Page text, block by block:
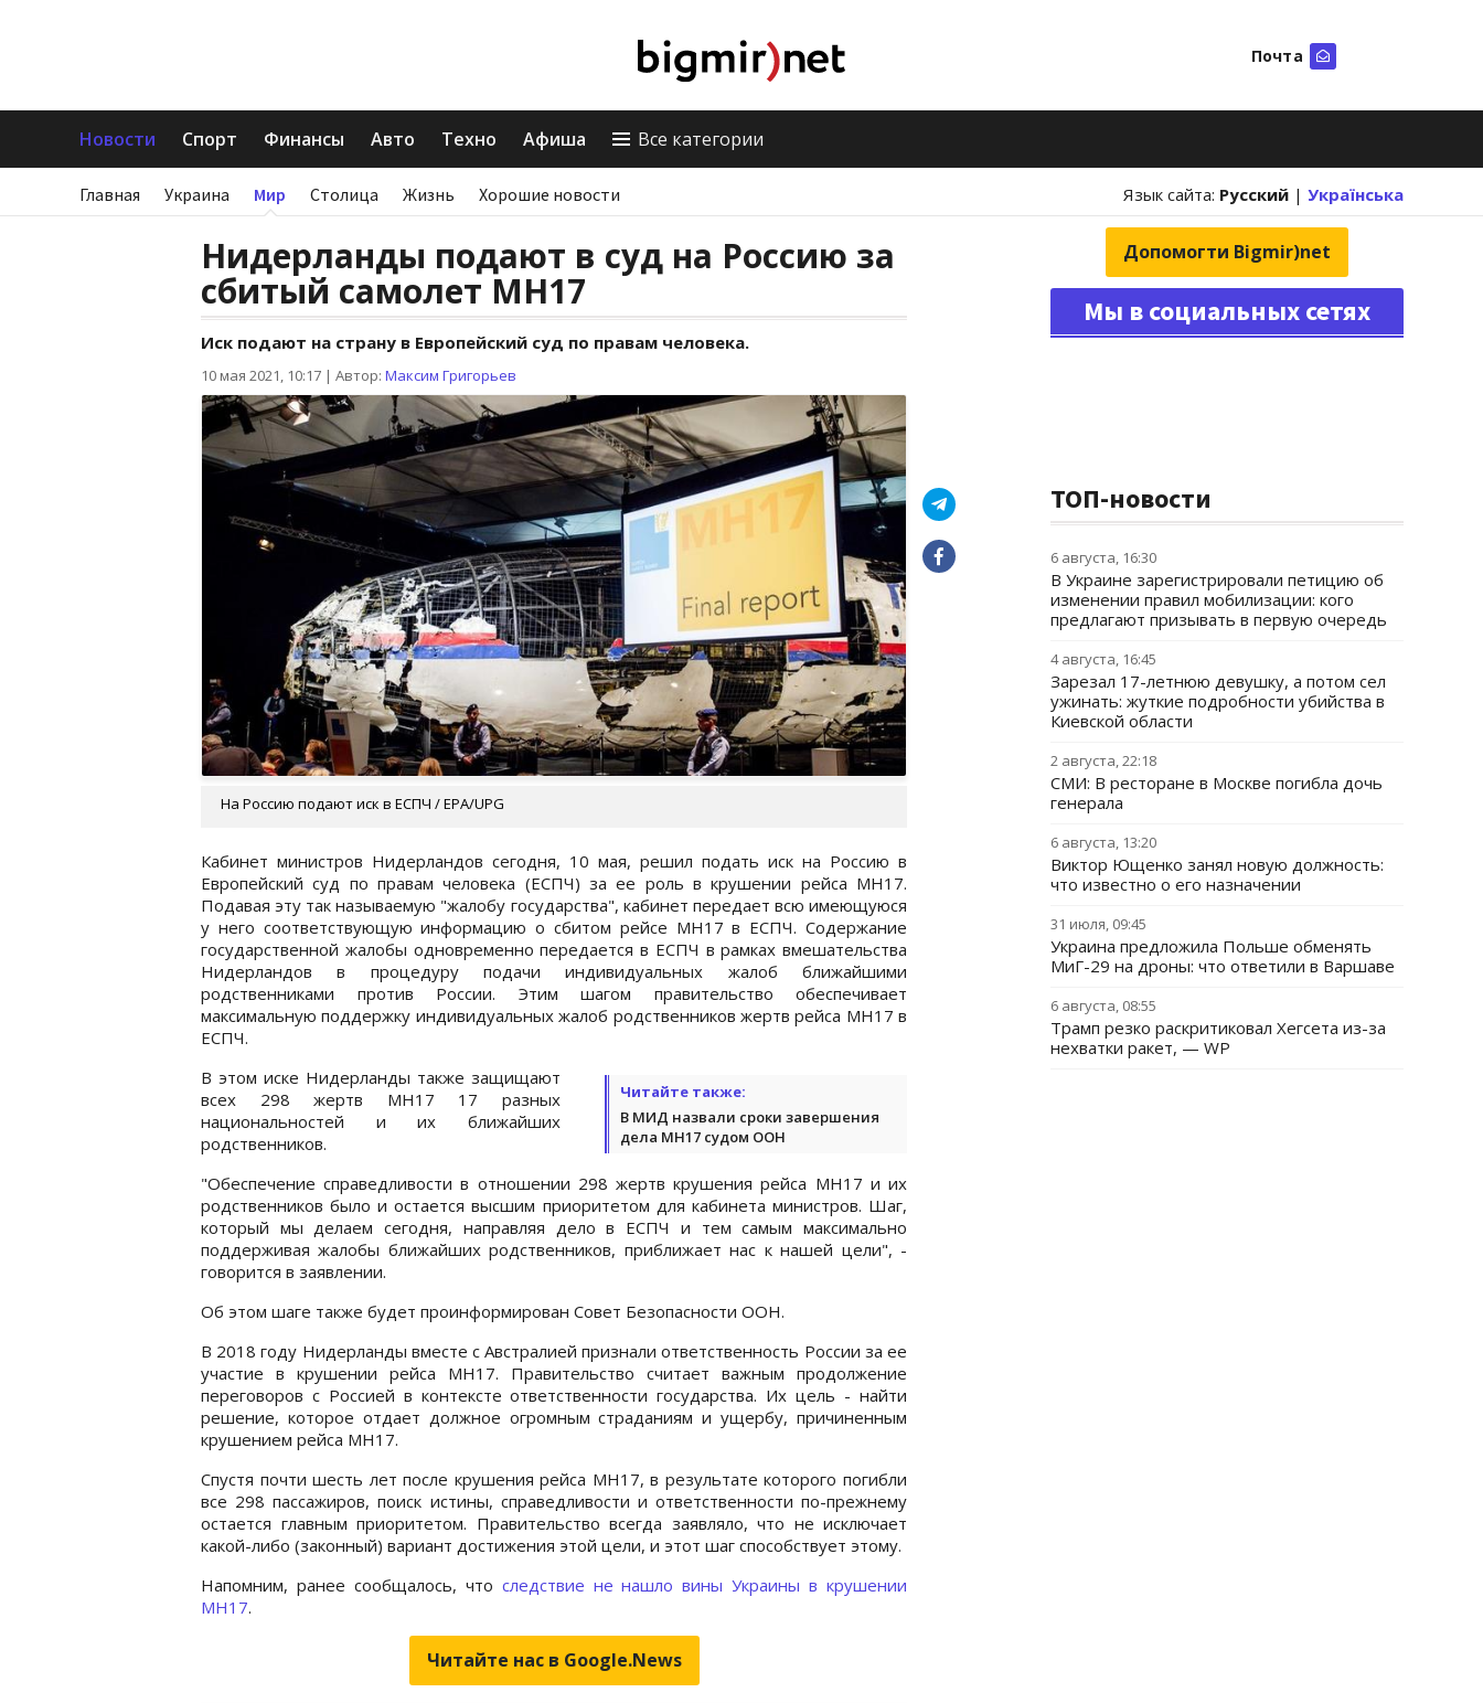
Почта
Новости Спорт Финансы Авто Техно Афиша Все категории
Главная Украина Мир Столица Жизнь Хорошие новости Язык сайта: Русский | Українська
Нидерланды подают в суд на Россию за
сбитый самолет MH17
Иск подают на страну в Европейский суд по правам человека.
10 мая 2021, 10:17 | Автор: Максим Григорьев
На Россию подают иск в ЕСПЧ / EPA/UPG
Кабинет министров Нидерландов сегодня, 10 мая, решил подать иск на Россию в
Европейский суд по правам человека (ЕСПЧ) за ее роль в крушении рейса MH17.
Подавая эту так называемую "жалобу государства", кабинет передает всю имеющуюся
у него соответствующую информацию о сбитом рейсе MH17 в ЕСПЧ. Содержание
государственной жалобы одновременно передается в ЕСПЧ в рамках вмешательства
Нидерландов в процедуру подачи индивидуальных жалоб ближайшими
родственниками против России. Этим шагом правительство обеспечивает
максимальную поддержку индивидуальных жалоб родственников жертв рейса MH17 в
ЕСПЧ.
Читайте также:
В МИД назвали сроки завершения
дела MH17 судом ООН
В этом иске Нидерланды также защищают
всех 298 жертв MH17 17 разных
национальностей и их ближайших
родственников.
"Обеспечение справедливости в отношении 298 жертв крушения рейса MH17 и их
родственников было и остается высшим приоритетом для кабинета министров. Шаг,
который мы делаем сегодня, направляя дело в ЕСПЧ и тем самым максимально
поддерживая жалобы ближайших родственников, приближает нас к нашей цели", -
говорится в заявлении.
Об этом шаге также будет проинформирован Совет Безопасности ООН.
В 2018 году Нидерланды вместе с Австралией признали ответственность России за ее
участие в крушении рейса MH17. Правительство считает важным продолжение
переговоров с Россией в контексте ответственности государства. Их цель - найти
решение, которое отдает должное огромным страданиям и ущербу, причиненным
крушением рейса MH17.
Спустя почти шесть лет после крушения рейса MH17, в результате которого погибли
все 298 пассажиров, поиск истины, справедливости и ответственности по-прежнему
остается главным приоритетом. Правительство всегда заявляло, что не исключает
какой-либо (законный) вариант достижения этой цели, и этот шаг способствует этому.
Напомним, ранее сообщалось, что следствие не нашло вины Украины в крушении
MH17.
Читайте нас в Google.News
Допомогти Bigmir)net
Мы в социальных сетях
ТОП-новости
6 августа, 16:30
В Украине зарегистрировали петицию об
изменении правил мобилизации: кого
предлагают призывать в первую очередь
4 августа, 16:45
Зарезал 17-летнюю девушку, а потом сел
ужинать: жуткие подробности убийства в
Киевской области
2 августа, 22:18
СМИ: В ресторане в Москве погибла дочь
генерала
6 августа, 13:20
Виктор Ющенко занял новую должность:
что известно о его назначении
31 июля, 09:45
Украина предложила Польше обменять
МиГ-29 на дроны: что ответили в Варшаве
6 августа, 08:55
Трамп резко раскритиковал Хегсета из-за
нехватки ракет, — WP